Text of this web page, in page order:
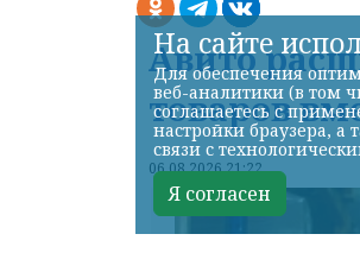
Авито
товаров
06.08.2026 21:22
На сайте
Для обеспечения
веб-аналитики (в том
соглашаетесь с
настройки браузера,
связи с
Я согласен